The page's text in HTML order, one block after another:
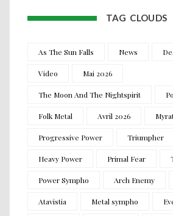
TAG CLOUDS
As The Sun Falls News
Video Mai 2026
The Moon And The Nightspirit
Folk Metal Avril 2026
Progressive Power Triumpher
Heavy Power Primal Fear
Power Sympho Arch Enemy
Atavistia Metal sympho